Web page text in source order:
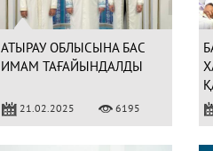
АТЫРАУ ОБЛЫСЫНА БАС
ИМАМ ТАҒАЙЫНДАЛДЫ
21.02.2025 6195